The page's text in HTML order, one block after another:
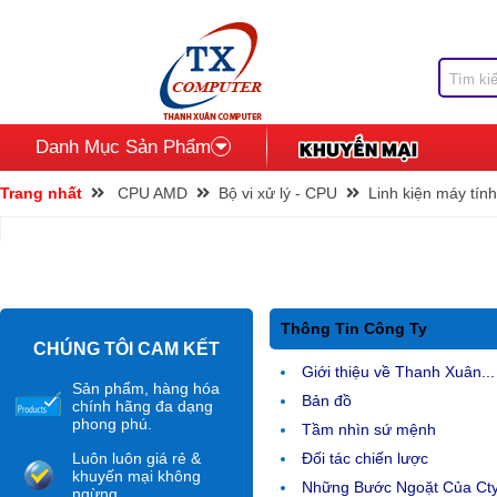
Danh Mục Sản Phẩm
Trang nhất CPU AMD Bộ vi xử lý - CPU Linh kiện máy tính
CHÚNG TÔI CAM KẾT
Sản phẩm, hàng hóa
chính hãng đa dạng
phong phú.
Luôn luôn giá rẻ &
khuyến mại không
Thông Tin Công Ty
Giới thiệu về Thanh Xuân...
Bản đồ
Tầm nhìn sứ mệnh
Đối tác chiến lược
Những Bước Ngoặt Của